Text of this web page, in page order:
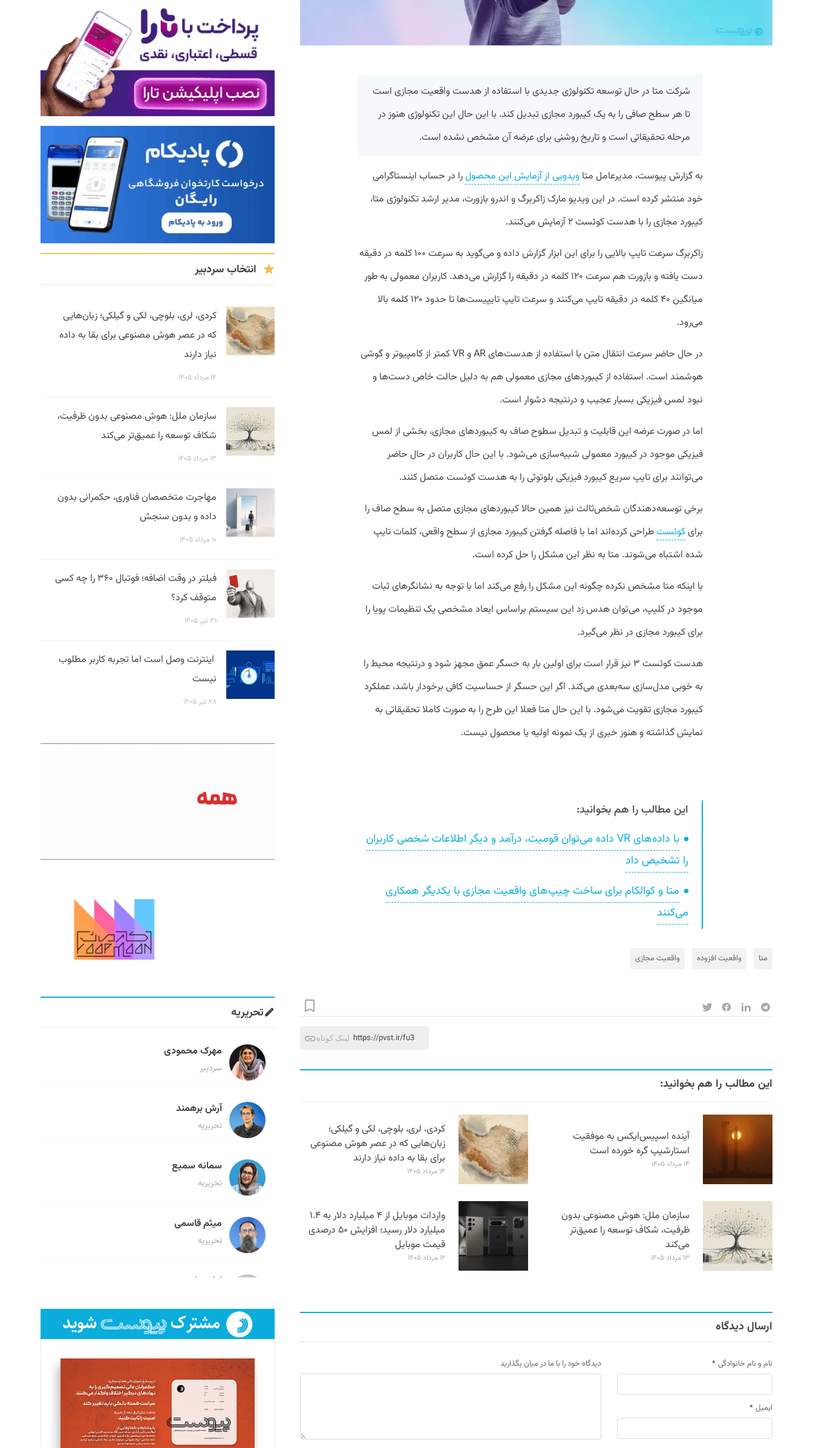
شرکت متا در حال توسعه تکنولوژی جدیدی با استفاده از هدست واقعیت مجازی است
تا هر سطح صافی را به یک کیبورد مجازی تبدیل کند. با این حال این تکنولوژی هنوز در
مرحله تحقیقاتی است و تاریخ روشنی برای عرضه آن مشخص نشده است.
به گزارش پیوست، مدیرعامل متاویدویی از آزمایش این محصولرا در حساب اینستاگرامی
خود منتشر کرده است. در این ویدیو مارک زاکربرگ و اندرو بازورت، مدیر ارشد تکنولوژی متا،
کیبورد مجازی را با هدست کوئست ۲ آزمایش می‌کنند.
زاکربرگ سرعت تایپ بالایی را برای این ابزار گزارش داده و می‌گوید به سرعت ۱۰۰ کلمه در دقیقه
دست یافته و بازورت هم سرعت ۱۲۰ کلمه در دقیقه را گزارش می‌دهد. کاربران معمولی به طور
میانگین ۴۰ کلمه در دقیقه تایپ می‌کنند و سرعت تایپ تایپیست‌ها تا حدود ۱۲۰ کلمه بالا
می‌رود.
در حال حاضر سرعت انتقال متن با استفاده از هدست‌های AR و VR کمتر از کامپیوتر و گوشی
هوشمند است. استفاده از کیبوردهای مجازی معمولی هم به دلیل حالت خاص دست‌ها و
نبود لمس فیزیکی بسیار عجیب و درنتیجه دشوار است.
اما در صورت عرضه این قابلیت و تبدیل سطوح صاف به کیبورد‌های مجازی، بخشی از لمس
فیزیکی موجود در کیبورد معمولی شبیه‌سازی می‌شود. با این حال کاربران در حال حاضر
می‌توانند برای تایپ سریع کیبورد فیزیکی بلوتوثی را به هدست کوئست متصل کنند.
برخی توسعه‌دهندگان شخص‌ثالث نیز همین حالا کیبورد‌های مجازی متصل به سطح صاف را
برایکوئستطراحی کرده‌اند اما با فاصله گرفتن کیبورد مجازی از سطح واقعی، کلمات تایپ
شده اشتباه می‌شوند. متا به نظر این مشکل را حل کرده است.
با اینکه متا مشخص نکرده چگونه این مشکل را رفع می‌کند اما با توجه به نشانگر‌های ثبات
موجود در کلیپ، می‌توان هدس زد این سیستم براساس ابعاد مشخصی یک تنظیمات پویا را
برای کیبورد مجازی در نظر می‌گیرد.
هدست کوئست ۳ نیز قرار است برای اولین بار به حسگر عمق مجهز شود و درنتیجه محیط را
به خوبی مدل‌سازی سه‌بعدی می‌کند. اگر این حسگر از حساسیت کافی برخودار باشد، عملکرد
کیبورد مجازی تقویت می‌شود. با این حال متا فعلا این طرح را به صورت کاملا تحقیقاتی به
نمایش گذاشته و هنوز خبری از یک نمونه اولیه یا محصول نیست.
این مطالب را هم بخوانید:
با داده‌های VR داده می‌توان قومیت، درآمد و دیگر اطلاعات شخصی کاربران
را تشخیص داد
متا و کوالکام برای ساخت چیپ‌های واقعیت مجازی با یکدیگر همکاری
می‌کنند
متا واقعیت افزوده واقعیت مجازی
لینک کوتاه https://pvst.ir/fu3
این مطالب را هم بخوانید:
آینده اسپیس‌ایکس به موفقیت
استارشیپ گره خورده است
۱۴ مرداد ۱۴۰۵
کردی، لری، بلوچی، لکی و گیلکی؛
زبان‌هایی که در عصر هوش مصنوعی
برای بقا به داده نیاز دارند
۱۴ مرداد ۱۴۰۵
سازمان ملل: هوش مصنوعی بدون
ظرفیت، شکاف توسعه را عمیق‌تر
می‌کند
۱۳ مرداد ۱۴۰۵
واردات موبایل از ۴ میلیارد دلار به ۱.۴
میلیارد دلار رسید؛ افزایش ۵۰ درصدی
قیمت موبایل
۱۲ مرداد ۱۴۰۵
ارسال دیدگاه
نام و نام خانوادگی *
ایمیل *
دیدگاه خود را با ما در میان بگذارید
انتخاب سردبیر
کردی، لری، بلوچی، لکی و گیلکی؛ زبان‌هایی
که در عصر هوش مصنوعی برای بقا به داده
نیاز دارند
۱۴ مرداد ۱۴۰۵
سازمان ملل: هوش مصنوعی بدون ظرفیت،
شکاف توسعه را عمیق‌تر می‌کند
۱۳ مرداد ۱۴۰۵
مهاجرت متخصصان فناوری، حکمرانی بدون
داده و بدون سنجش
۱۰ مرداد ۱۴۰۵
فیلتر در وقت اضافه؛ فوتبال ۳۶۰ را چه کسی
متوقف کرد؟
۳۱ تیر ۱۴۰۵
اینترنت وصل است اما تجربه کاربر مطلوب
نیست
۲۸ تیر ۱۴۰۵
تحریریه
مهرک محمودی
سردبیر
آرش برهمند
تحریریه
سمانه سمیع
تحریریه
میثم قاسمی
تحریریه
لیلا حنارود
فائزه فتحی رستمی
تحریریه
سروش کرمیان
تحریریه